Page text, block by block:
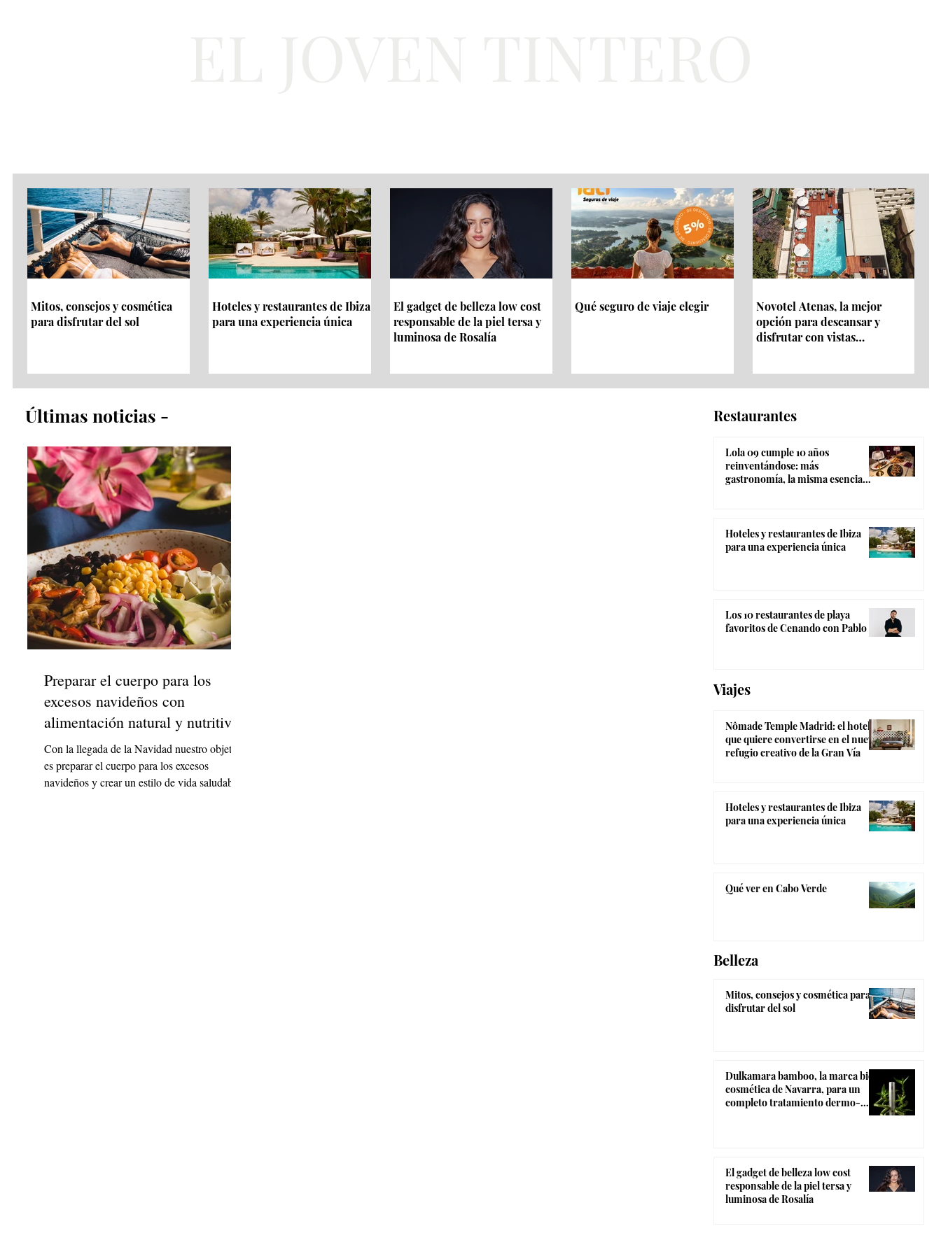
Mitos, consejos y cosmética
para disfrutar del sol
Hoteles y restaurantes de Ibiza
para una experiencia única
El gadget de belleza low cost
responsable de la piel tersa y
luminosa de Rosalía
Qué seguro de viaje elegir
Novotel Atenas, la mejor
opción para descansar y
disfrutar con vistas
​Últimas noticias​ -
Preparar el cuerpo para los
excesos navideños con
alimentación natural y nutritiva
Con la llegada de la Navidad nuestro objetivo
es preparar el cuerpo para los excesos
navideños y crear un estilo de vida saludable
Restaurantes
Lola 09 cumple 10 años
reinventándose: más
gastronomía, la misma esencia
Hoteles y restaurantes de Ibiza
para una experiencia única
Los 10 restaurantes de playa
favoritos de Cenando con Pablo
Viajes
Nômade Temple Madrid: el hotel
que quiere convertirse en el nuevo
refugio creativo de la Gran Vía
Hoteles y restaurantes de Ibiza
para una experiencia única
Qué ver en Cabo Verde
Belleza
Mitos, consejos y cosmética para
disfrutar del sol
Dulkamara bamboo, la marca bio-
cosmética de Navarra, para un
completo tratamiento dermo-
El gadget de belleza low cost
responsable de la piel tersa y
luminosa de Rosalía